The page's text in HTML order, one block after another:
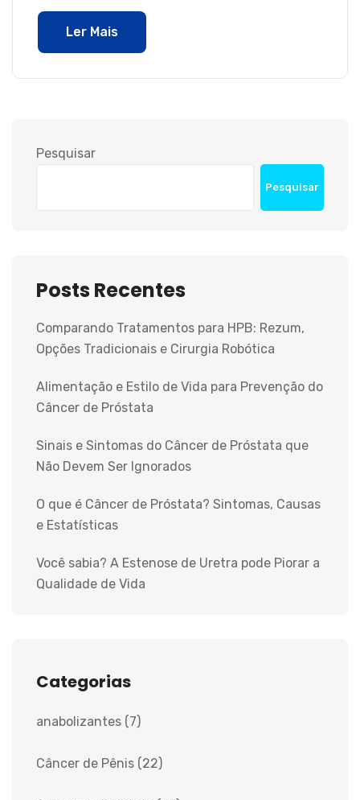
Ler Mais
Pesquisar
Pesquisar
Posts Recentes
Comparando Tratamentos para HPB: Rezum,
Opções Tradicionais e Cirurgia Robótica
Alimentação e Estilo de Vida para Prevenção do
Câncer de Próstata
Sinais e Sintomas do Câncer de Próstata que
Não Devem Ser Ignorados
O que é Câncer de Próstata? Sintomas, Causas
e Estatísticas
Você sabia? A Estenose de Uretra pode Piorar a
Qualidade de Vida
Categorias
anabolizantes (7)
Câncer de Pênis (22)